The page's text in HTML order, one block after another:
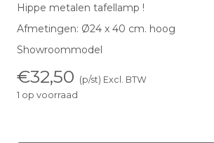
Hippe metalen tafellamp !
Afmetingen: Ø24 x 40 cm. hoog
Showroommodel
€32,50 (p/st) Excl. BTW
1 op voorraad